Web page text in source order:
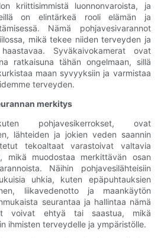
kriittisimmistä luonnonvaroista, ja
on elintärkeä rooli elämän ja
Nämä pohjavesivarannot
mikä tekee niiden terveyden ja
Syväkaivokamerat ovat
ratkaisuna tähän ongelmaan, sillä
maan syvyyksiin ja varmistaa
terveyden.
merkitys
pohjavesikerrokset, ovat
lähteiden ja jokien veden saannin
tekoaltaat varastoivat valtavia
mikä muodostaa merkittävän osan
Näihin pohjavesilähteisiin
uhkia, kuten epäpuhtauksien
liikavedenotto ja maankäytön
seurantaa ja hallintaa nämä
voivat ehtyä tai saastua, mikä
ihmisten terveydelle ja ympäristölle.